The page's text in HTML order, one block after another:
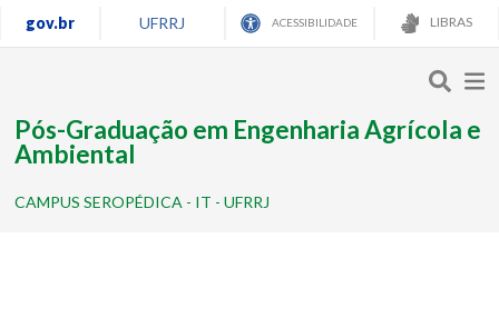
gov.br UFRRJ ACESSIBILIDADE LIBRAS
Pós-Graduação em Engenharia Agrícola e
Ambiental
CAMPUS SEROPÉDICA - IT - UFRRJ